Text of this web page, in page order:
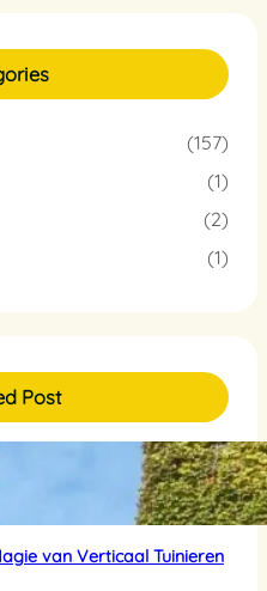
(157)
(1)
(2)
(1)
Post
van Verticaal Tuinieren